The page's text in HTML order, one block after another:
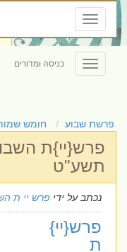
Toggle
navigation
Toggle
navigation
כניסה ומדורים
פרשת שבוע חומש שמות
פרש{יי}ת
תשע"ט
נכתב על ידיפרש יי ת
פרש{יי}